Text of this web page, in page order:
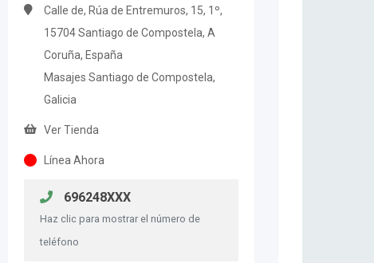
Calle de, Rúa de Entremuros, 15, 1º,
15704 Santiago de Compostela, A
Coruña, España
Masajes Santiago de Compostela,
Galicia
Ver Tienda
Línea Ahora
696248XXX
Haz clic para mostrar el número de
teléfono